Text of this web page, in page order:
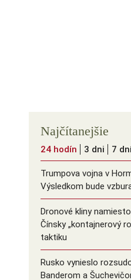
Najčítanejšie
24 hodín 3 dni 7
Trumpova vojna v
Výsledkom bude
Dronové kliny
Čínsky ️„kontajnerový
taktiku
Rusko vynieslo
Banderom a